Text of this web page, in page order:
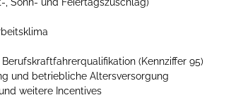
(Kennziffer 95)
und betriebliche Altersversorgung
weitere Incentives